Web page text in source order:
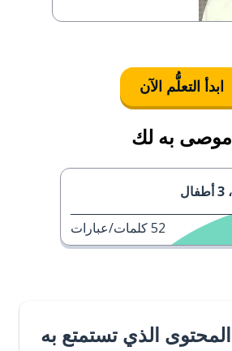
ابدأ التعلُّم الآن
موصى به لك
52كلمات/عبارات
الذي تستمتع به